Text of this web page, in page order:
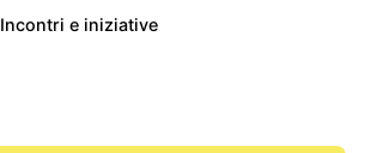
Incontri e iniziative